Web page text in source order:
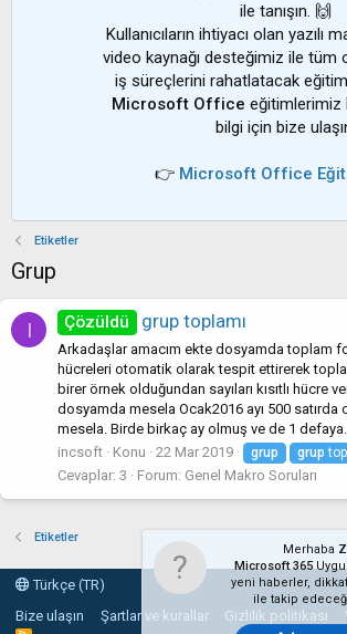
ile tanışın. 🙌
Kullanıcıların ihtiyacı olan yazılı
video kaynağı desteğimiz ile tüm
iş süreçlerini rahatlatacak
Microsoft Office eğitimlerimiz
bilgi için bize
👉 Microsoft Office
Etiketler
Grup
I Çözüldü grup toplamı
Arkadaşlar amacım ekte dosyamda toplam
hücreleri otomatik olarak tespit ettirerek
birer örnek olduğundan sayıları kısıtlı hücre
dosyamda mesela Ocak2016 ayı 500
mesela. Birde birkaç ay olmuş ve de 1 defaya...
incsoft
Konu 22 Mar 2019 grup grup
Cevaplar: 3 Forum: Genel Makro Soruları
Etiketler
Türkçe (TR)
Bize ulaşın
Şartlar ve kurallar Gizlilik politikası
Merhaba
Microsoft 365
yeni haberler,
ile takip